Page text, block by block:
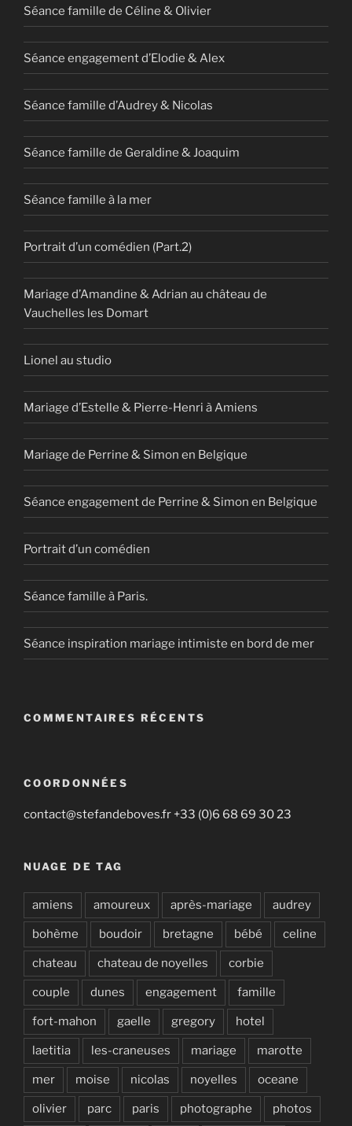
Séance famille de Céline & Olivier
Séance engagement d’Elodie & Alex
Séance famille d’Audrey & Nicolas
Séance famille de Geraldine & Joaquim
Séance famille à la mer
Portrait d’un comédien (Part.2)
Mariage d’Amandine & Adrian au château de
Vauchelles les Domart
Lionel au studio
Mariage d’Estelle & Pierre-Henri à Amiens
Mariage de Perrine & Simon en Belgique
Séance engagement de Perrine & Simon en Belgique
Portrait d’un comédien
Séance famille à Paris.
Séance inspiration mariage intimiste en bord de mer
COMMENTAIRES RÉCENTS
COORDONNÉES
contact@stefandeboves.fr +33 (0)6 68 69 30 23
NUAGE DE TAG
amiens amoureux après-mariage audrey
bohème boudoir bretagne bébé celine
chateau chateau de noyelles corbie
couple dunes engagement famille
fort-mahon gaelle gregory hotel
laetitia les-craneuses mariage marotte
mer moise nicolas noyelles oceane
olivier parc paris photographe photos